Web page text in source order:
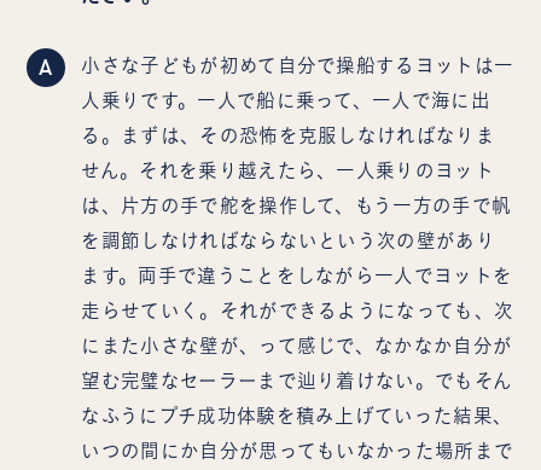
A
小さな子どもが初めて自分で操船するヨットは一
人乗りです。一人で船に乗って、一人で海に出
る。まずは、その恐怖を克服しなければなりま
せん。それを乗り越えたら、一人乗りのヨット
は、片方の手で舵を操作して、もう一方の手で帆
を調節しなければならないという次の壁があり
ます。両手で違うことをしながら一人でヨットを
走らせていく。それができるようになっても、次
にまた小さな壁が、って感じで、なかなか自分が
望む完璧なセーラーまで辿り着けない。でもそん
なふうにプチ成功体験を積み上げていった結果、
いつの間にか自分が思ってもいなかった場所まで